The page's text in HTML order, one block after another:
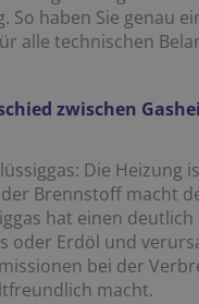
So haben Sie genau
alle technischen
zwischen
Die Heizung
Brennstoff macht
hat einen
oder Erdöl und
bei der
macht.